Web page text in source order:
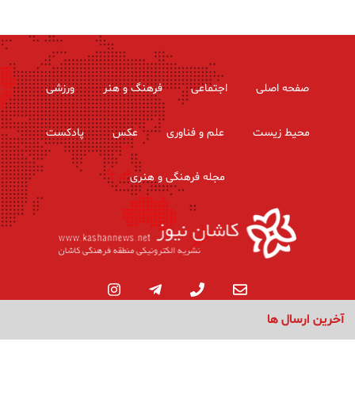
آخرین ارسال ها
صفحه اصلی اجتماعی فرهنگ و هنر ورزشی
محیط زیست علم و فناوری عکس پادکست
مجله فرهنگی و هنری